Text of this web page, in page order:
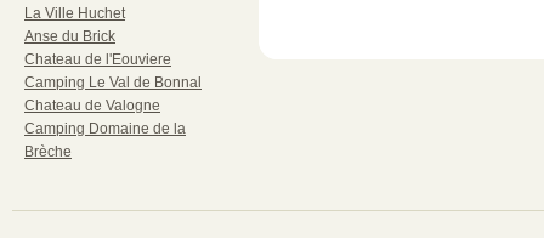
La Ville Huchet
Anse du Brick
Chateau de l'Eouviere
Camping Le Val de Bonnal
Chateau de Valogne
Camping Domaine de la
Brèche